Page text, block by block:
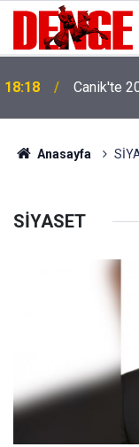
18:18 Canik'te
Anasayfa
SİYASET